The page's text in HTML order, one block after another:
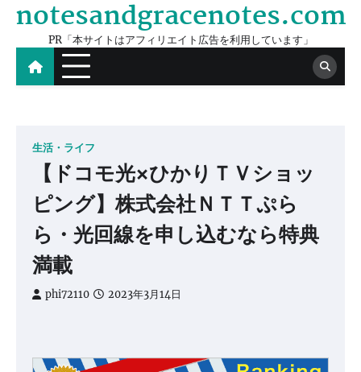
Skip
content
notesandgracenotes.com
PR「本サイトはアフィリエイト広告を利用しています」
生活・ライフ
【ドコモ光×ひかりＴＶショッ
ピング】株式会社ＮＴＴぷら
ら・光回線を申し込むなら特典
満載
phi72110 2023年3月14日